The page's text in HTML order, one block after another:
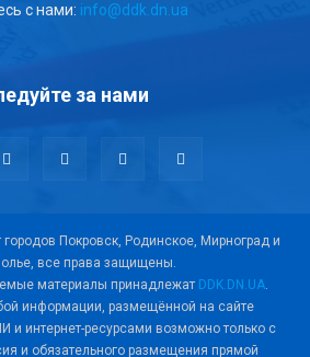
с нами: info@ddk.dn.ua
за нами
городов Покровск, Родинское, Мирноград и
все права защищены.
материалы принадлежат DDK.DN.UA.
информации, размещённой на сайте
и интернет-ресурсами возможно только с
и обязательного размещения прямой